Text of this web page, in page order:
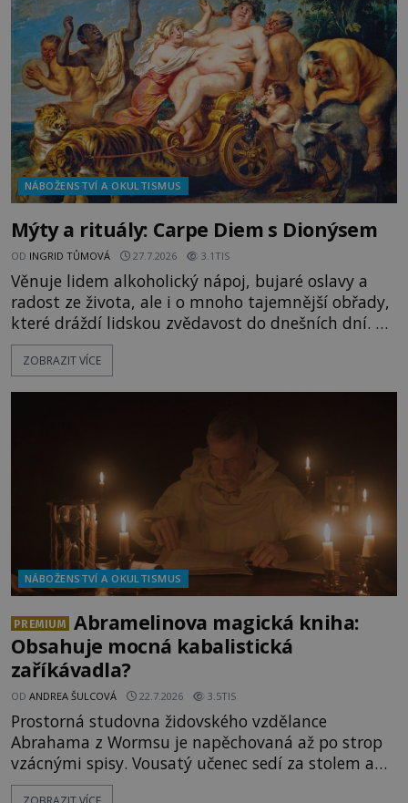
vyplouváme,“ sdělí jim. „Kam máme namířeno,
kapitáne?“ zeptá se ho jeden z templářů. „Do Sk
NÁBOŽENSTVÍ A OKULTISMUS
Mýty a rituály: Carpe Diem s Dionýsem
OD INGRID TŮMOVÁ 27.7.2026 3.1TIS
Věnuje lidem alkoholický nápoj, bujaré oslavy a
radost ze života, ale i o mnoho tajemnější obřady,
které dráždí lidskou zvědavost do dnešních dní. Co
doopravdy představuje bůh, jemuž Římané říkají
Bakchus? Mytologický příběh řeckého boha
ZOBRAZIT VÍCE
NÁBOŽENSTVÍ A OKULTISMUS
PREMIUM
Abramelinova magická kniha:
Obsahuje mocná kabalistická
zaříkávadla?
OD ANDREA ŠULCOVÁ 22.7.2026 3.5TIS
Prostorná studovna židovského vzdělance
Abrahama z Wormsu je napěchovaná až po strop
vzácnými spisy. Vousatý učenec sedí za stolem a
před sebou má rozložený jeden z nejzáhadnějších